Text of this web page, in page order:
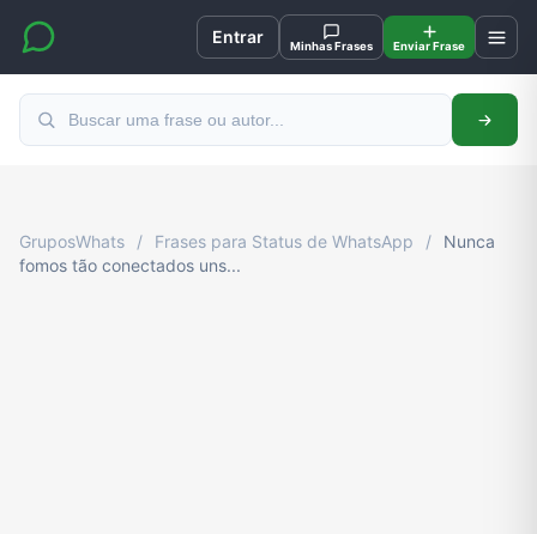
Entrar Minhas Frases Enviar Frase
GruposWhats / Frases para Status de WhatsApp /
Nunca
fomos tão conectados uns...